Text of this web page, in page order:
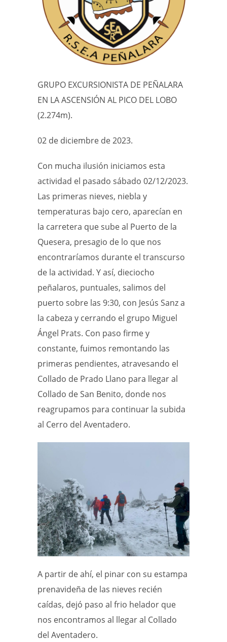
GRUPO EXCURSIONISTA DE PEÑALARA
EN LA ASCENSIÓN AL PICO DEL LOBO
(2.274m).
02 de diciembre de 2023.
Con mucha ilusión iniciamos esta
actividad el pasado sábado 02/12/2023.
Las primeras nieves, niebla y
temperaturas bajo cero, aparecían en
la carretera que sube al Puerto de la
Quesera, presagio de lo que nos
encontraríamos durante el transcurso
de la actividad. Y así, dieciocho
peñalaros, puntuales, salimos del
puerto sobre las 9:30, con Jesús Sanz a
la cabeza y cerrando el grupo Miguel
Ángel Prats. Con paso firme y
constante, fuimos remontando las
primeras pendientes, atravesando el
Collado de Prado Llano para llegar al
Collado de San Benito, donde nos
reagrupamos para continuar la subida
al Cerro del Aventadero.
A partir de ahí, el pinar con su estampa
prenavideña de las nieves recién
caídas, dejó paso al frio helador que
nos encontramos al llegar al Collado
del Aventadero.